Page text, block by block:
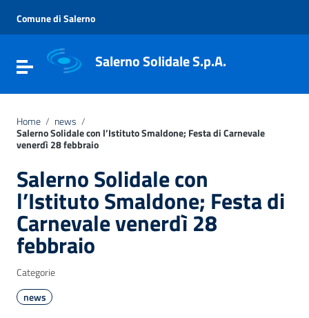
Vai al menu di navigazione
Vai al footer
Comune di Salerno
Attiva / disattiva la navigazione
Salerno Solidale S.p.A.
Home / news /
Salerno Solidale con l’Istituto Smaldone; Festa di Carnevale
venerdì 28 febbraio
Salerno Solidale con
l’Istituto Smaldone; Festa di
Carnevale venerdì 28
febbraio
Categorie
news